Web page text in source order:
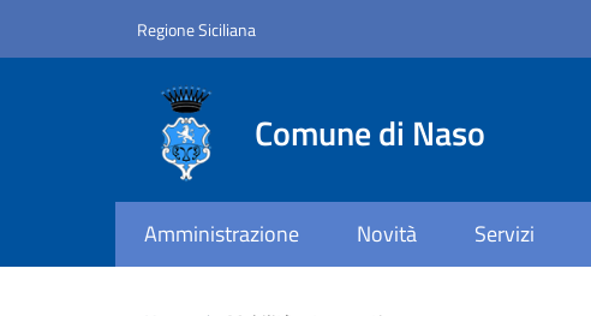
Regione Siciliana
Comune di Naso
Amministrazione Novità Servizi